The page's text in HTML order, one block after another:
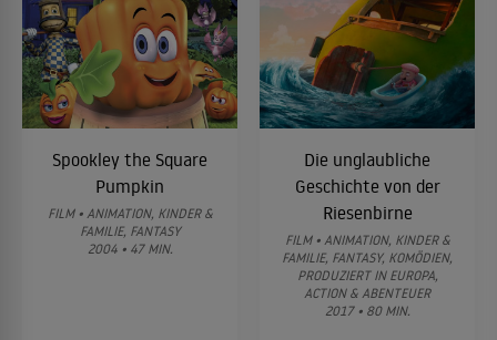
Spookley the Square
Pumpkin
FILM • ANIMATION, KINDER &
FAMILIE, FANTASY
2004 • 47 MIN.
Die unglaubliche
Geschichte von der
Riesenbirne
FILM • ANIMATION, KINDER &
FAMILIE, FANTASY, KOMÖDIEN,
PRODUZIERT IN EUROPA,
ACTION & ABENTEUER
2017 • 80 MIN.